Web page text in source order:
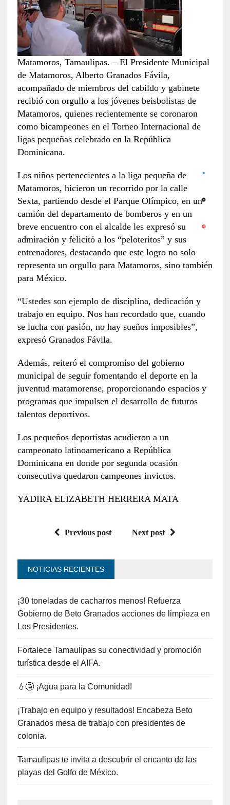
Matamoros, Tamaulipas. – El Presidente Municipal
de Matamoros, Alberto Granados Fávila,
acompañado de miembros del cabildo y gabinete
recibió con orgullo a los jóvenes beisbolistas de
Matamoros, quienes recientemente se coronaron
como bicampeones en el Torneo Internacional de
ligas pequeñas celebrado en la República
Dominicana.
Los niños pertenecientes a la liga pequeña de
Matamoros, hicieron un recorrido por la calle
Sexta, partiendo desde el Parque Olímpico, en un
camión del departamento de bomberos y en un
breve encuentro con el alcalde les expresó su
admiración y felicitó a los “peloteritos” y sus
entrenadores, destacando que este logro no solo
representa un orgullo para Matamoros, sino también
para México.
“Ustedes son ejemplo de disciplina, dedicación y
trabajo en equipo. Nos han recordado que, cuando
se lucha con pasión, no hay sueños imposibles”,
expresó Granados Fávila.
Además, reiteró el compromiso del gobierno
municipal de seguir fomentando el deporte en la
juventud matamorense, proporcionando espacios y
programas que impulsen el desarrollo de futuros
talentos deportivos.
Los pequeños deportistas acudieron a un
campeonato latinoamericano a República
Dominicana en donde por segunda ocasión
consecutiva quedaron campeones invictos.
YADIRA ELIZABETH HERRERA MATA
Previous post Next post
NOTICIAS RECIENTES
¡30 toneladas de cacharros menos! Refuerza
Gobierno de Beto Granados acciones de limpieza en
Los Presidentes.
Fortalece Tamaulipas su conectividad y promoción
turística desde el AIFA.
💧🚰 ¡Agua para la Comunidad!
¡Trabajo en equipo y resultados! Encabeza Beto
Granados mesa de trabajo con presidentes de
colonia.
Tamaulipas te invita a descubrir el encanto de las
playas del Golfo de México.